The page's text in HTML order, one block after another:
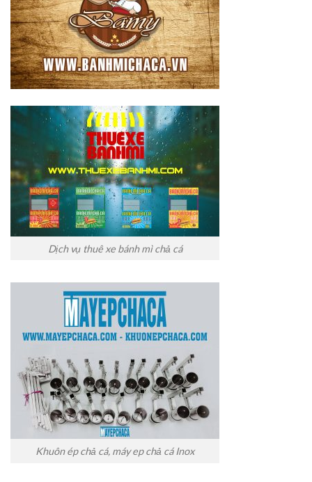
Dịch vụ thuê xe bánh mì chả cá
Khuôn ép chả cá, máy ep chả cá Inox